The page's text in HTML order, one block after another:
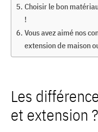
Choisir le bon
!
Vous avez aimé nos
extension de maison
Les
et extension ?